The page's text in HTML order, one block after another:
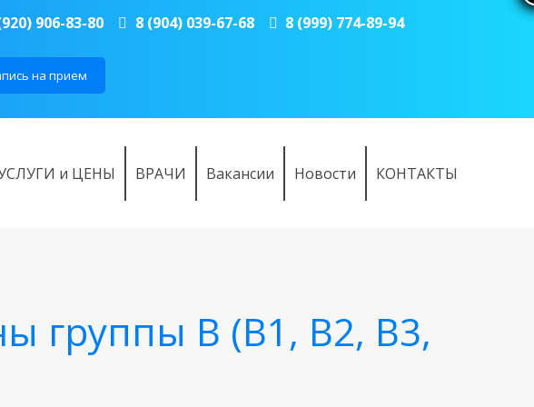
906-83-80 8 (904) 039-67-68 8 (999) 774-89-94
на прием
и ЦЕНЫ ВРАЧИ Вакансии Новости КОНТАКТЫ
группы B (B1, B2, B3,